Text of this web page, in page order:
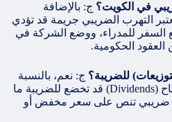
ج: بالإضافة
(1% شهرياً)، يعتبر التهرب الضريبي جريمة قد تؤدي
السفر للمدراء، ووضع الشركة في
العقود الحكومية.
ج: نعم، بالنسبة
للمستثمر الأجنبي، توزيعات الأرباح (Dividends) قد تخضع للضريبة ما
ضريبي تنص على سعر مخفض أو